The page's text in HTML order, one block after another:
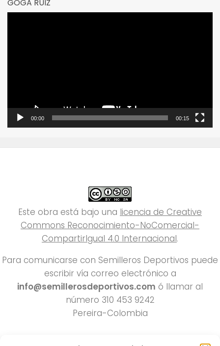
GOGA RUIZ
00:00 00:15
Este obra está bajo una licencia de Creative
Commons Reconocimiento-NoComercial-
CompartirIgual 4.0 Internacional.
Para comunicarse con Semilleros Deportivos puede
escribir vía correo electrónico a
info@semillerosdeportivos.com ó llamar al
número 310 453 9242
Pereira-Colombia